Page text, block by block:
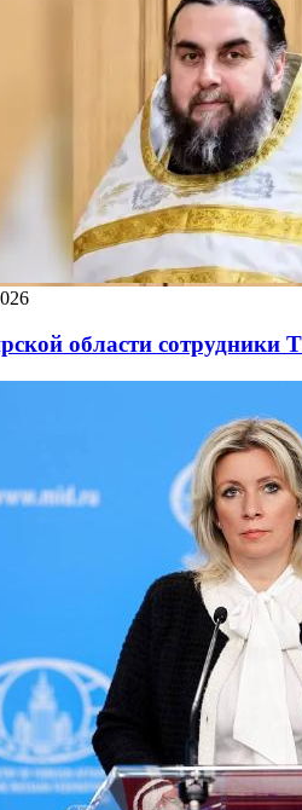
области сотрудники